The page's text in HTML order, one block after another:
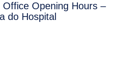
Opening Hours –
do Hospital